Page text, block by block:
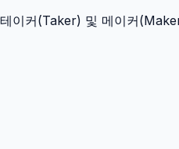
이커(Taker) 및 메이커